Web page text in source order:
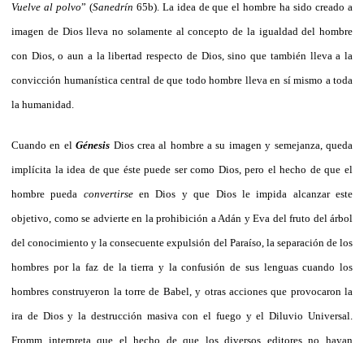
Vuelve al polvo” (Sanedrín 65b). La idea de que el hombre ha sido creado a
imagen de Dios lleva no solamente al concepto de la igualdad del hombre
con Dios, o aun a la libertad respecto de Dios, sino que también lleva a la
convicción humanística central de que todo hombre lleva en sí mismo a toda
la humanidad.
Cuando en elGénesis Dios crea al hombre a su imagen y semejanza, queda
implícita la idea de que éste puede ser como Dios, pero el hecho de que el
hombre pueda convertirseen Dios y que Dios le impida alcanzar este
objetivo, como se advierte en la prohibición a Adán y Eva del fruto del árbol
del conocimiento y la consecuente expulsión del Paraíso, la separación de los
hombres por la faz de la tierra y la confusión de sus lenguas cuando los
hombres construyeron la torre de Babel, y otras acciones que provocaron la
ira de Dios y la destrucción masiva con el fuego y el Diluvio Universal.
Fromm interpreta que el hecho de que los diversos editores no hayan